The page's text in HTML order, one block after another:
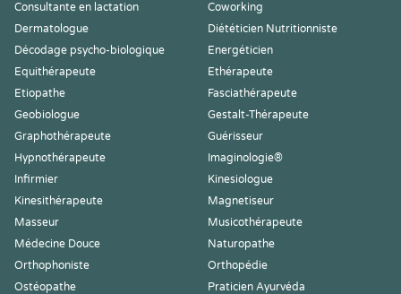
Consultante en lactation
Coworking
Dermatologue
Diététicien Nutritionniste
Décodage psycho-biologique
Energéticien
Equithérapeute
Ethérapeute
Etiopathe
Fasciathérapeute
Geobiologue
Gestalt-Thérapeute
Graphothérapeute
Guérisseur
Hypnothérapeute
Imaginologie®
Infirmier
Kinesiologue
Kinesithérapeute
Magnetiseur
Masseur
Musicothérapeute
Médecine Douce
Naturopathe
Orthophoniste
Orthopédie
Ostéopathe
Praticien Ayurvéda